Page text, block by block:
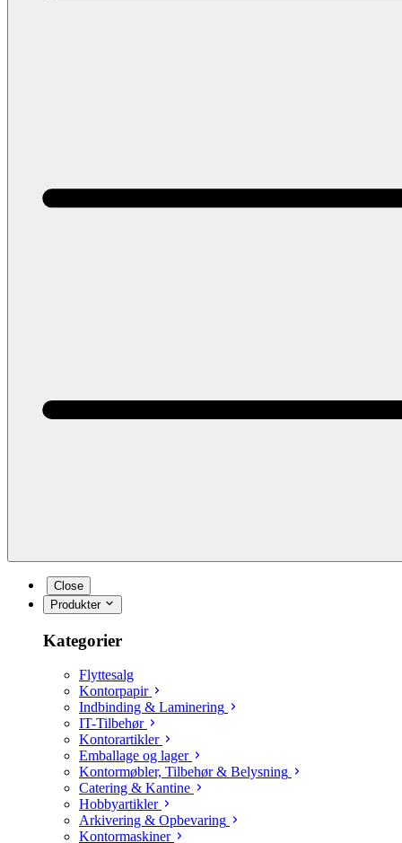
Close
Produkter
Kategorier
Flyttesalg
Kontorpapir
Indbinding & Laminering
IT-Tilbehør
Kontorartikler
Emballage og lager
Kontormøbler, Tilbehør & Belysning
Catering & Kantine
Hobbyartikler
Arkivering & Opbevaring
Kontormaskiner